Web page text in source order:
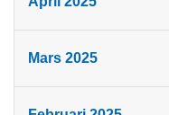
Mars 2025